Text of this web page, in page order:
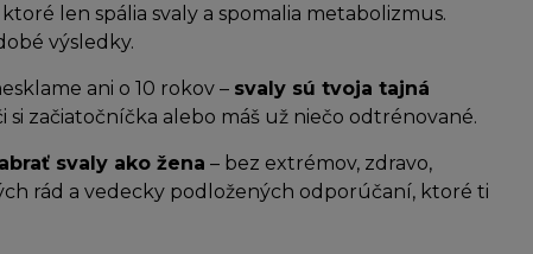
len spália svaly a spomalia metabolizmus.
výsledky.
ani o 10 rokov – svaly sú tvoja tajná
si začiatočníčka alebo máš už niečo odtrénované.
svaly ako žena – bez extrémov, zdravo,
rád a vedecky podložených odporúčaní, ktoré ti